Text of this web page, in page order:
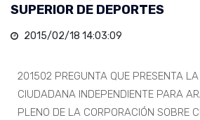
SUPERIOR DE DEPORTES
2015/02/18 14:03:09
201502 PREGUNTA QUE PRESENTA
CIUDADANA INDEPENDIENTE PARA
PLENO DE LA CORPORACIÓN SOBRE